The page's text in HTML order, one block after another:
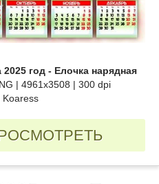
год - Елочка нарядная
| 4961x3508 | 300 dpi
Koaress